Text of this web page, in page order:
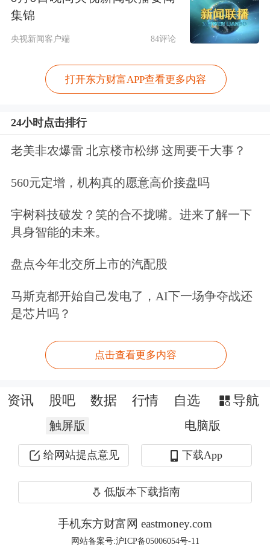
免责声明：本文基于AI生产，仅供参
考，不构成任何投资建议，据此操作风
险自担。东方财富发布此内容旨在传播
错漏请以中国证监会指定上市公司信息
披露媒体为准，东方财富不对因该资料
全部或部分内容而引致的盈亏承担任何
责任。用户个人对服务的使用承担风
险，东方财富对此不作任何类型的担
升级您的股票账户，尊享多重福利>>
文章来源：东方财富Choice数据
集锦
央视新闻客户端 84评论
打开东方财富APP查看更多内容
24小时点击排行
老美非农爆雷 北京楼市松绑 这周要干大事？
560元定增，机构真的愿意高价接盘吗
宇树科技破发？笑的合不拢嘴。进来了解一下
具身智能的未来。
盘点今年北交所上市的汽配股
马斯克都开始自己发电了，AI下一场争夺战还
是芯片吗？
点击查看更多内容
资讯 股吧 数据 行情 自选 导航
触屏版 电脑版
给网站提点意见 下载App
低版本下载指南
手机东方财富网 eastmoney.com
网站备案号:沪ICP备05006054号-11